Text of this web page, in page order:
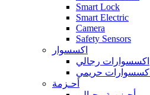
Smart Lock
Smart Electric
Camera
Safety Sensors
اكسسوار
اكسسوارات رجالي
اكسسوارات حريمي
أحـزمة